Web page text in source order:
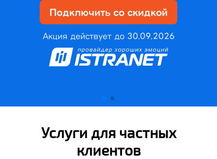
Подключить со скидкой
Акция действует до 30.09.2026
Услуги для частных
клиентов